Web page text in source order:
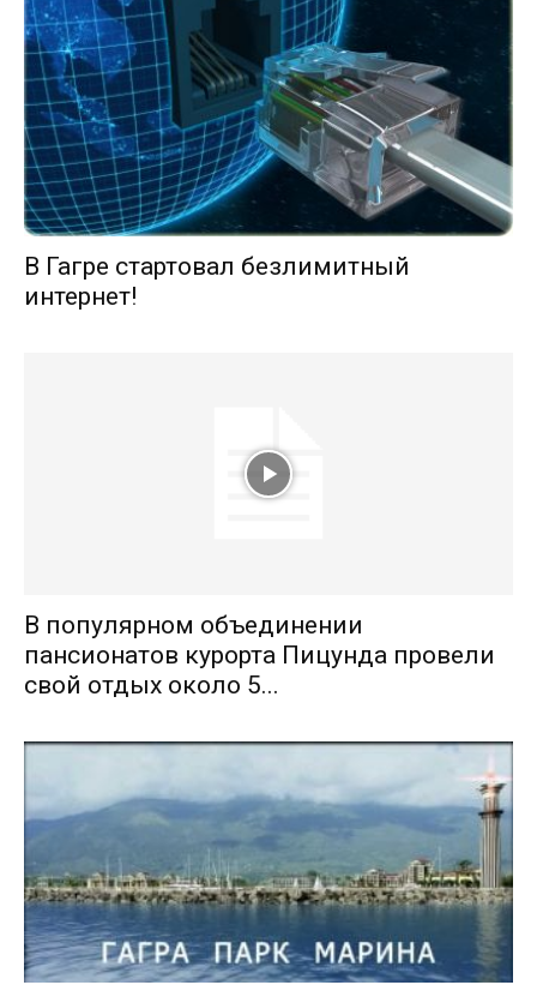
В Гагре стартовал безлимитный
интернет!
В популярном объединении
пансионатов курорта Пицунда провели
свой отдых около 5...